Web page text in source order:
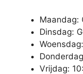
Maandag:
Dinsdag:
Vrijdag: